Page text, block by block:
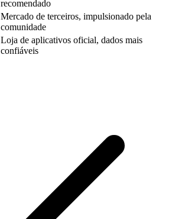
recomendado
Mercado de terceiros, impulsionado pela
comunidade
Loja de aplicativos oficial, dados mais
confiáveis